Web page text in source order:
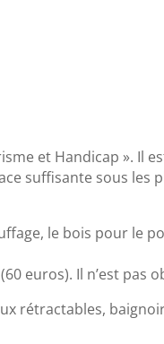
et Handicap ». Il
suffisante sous
le bois pour le
euros). Il n’est pas
rétractables,